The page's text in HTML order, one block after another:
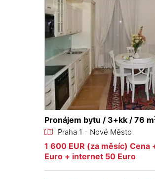
Pronájem bytu / 3+kk / 76 m
Praha 1 - Nové Město
1 600 EUR (za měsíc) Cena
Euro + internet 50 Euro